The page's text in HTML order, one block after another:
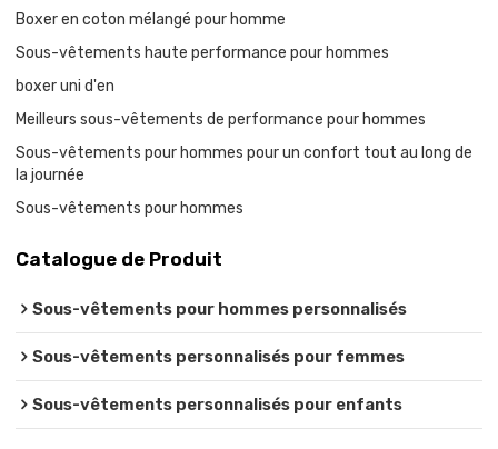
Boxer en coton mélangé pour homme
Sous-vêtements haute performance pour hommes
boxer uni d'en
Meilleurs sous-vêtements de performance pour hommes
Sous-vêtements pour hommes pour un confort tout au long de
la journée
Sous-vêtements pour hommes
Catalogue de Produit
Sous-vêtements pour hommes personnalisés
Sous-vêtements personnalisés pour femmes
Sous-vêtements personnalisés pour enfants